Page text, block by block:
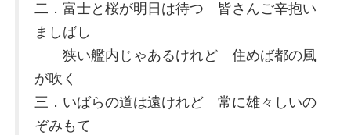
二．富士と桜が明日は待つ 皆さんご辛抱い
ましばし
狭い艦内じゃあるけれど 住めば都の風
が吹く
三．いばらの道は遠けれど 常に雄々しいの
ぞみもて